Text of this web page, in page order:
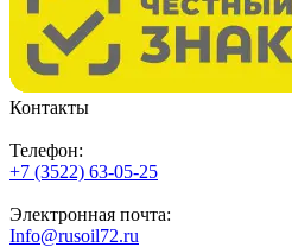
Контакты
Телефон:
+7 (3522) 63-05-25
Электронная почта:
Info@rusoil72.ru